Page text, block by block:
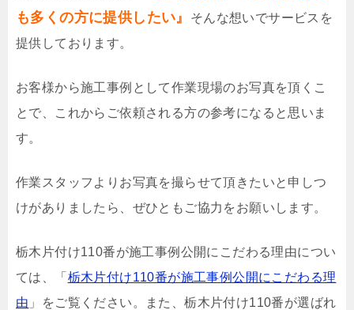
も多くの方に提供したい』
そんな想いでサービスを
提供しております。
お客様から施工事例として作業現場のお写真を頂くこ
とで、これからご依頼される方の参考になると思いま
す。
作業スタッフよりお写真を撮らせて頂きたいと申しつ
けがありましたら、ぜひともご協力をお願いします。
栃木片付け110番が施工事例公開にこだわる理由につい
ては、「 栃木片付け110番が施工事例公開にこだわる理
由 」をご覧ください。また、栃木片付け110番が選ばれ